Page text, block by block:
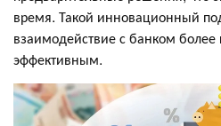
время. Такой инновационный
взаимодействие с банком
эффективным.